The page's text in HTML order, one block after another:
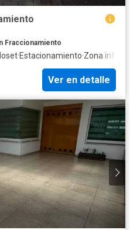
Fraccionamiento
·Estacionamiento·Zona infantil
Ver en detalle